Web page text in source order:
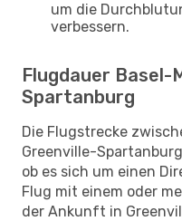
um die
verbessern.
Flugdauer Basel-
Spartanburg
Die Flugstrecke
Greenville-
ob es sich um einen
Flug mit einem oder
der Ankunft in